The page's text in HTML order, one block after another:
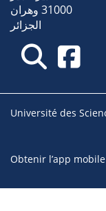
31000 وهران
الجزائر
Université des
Obtenir l’app mobile